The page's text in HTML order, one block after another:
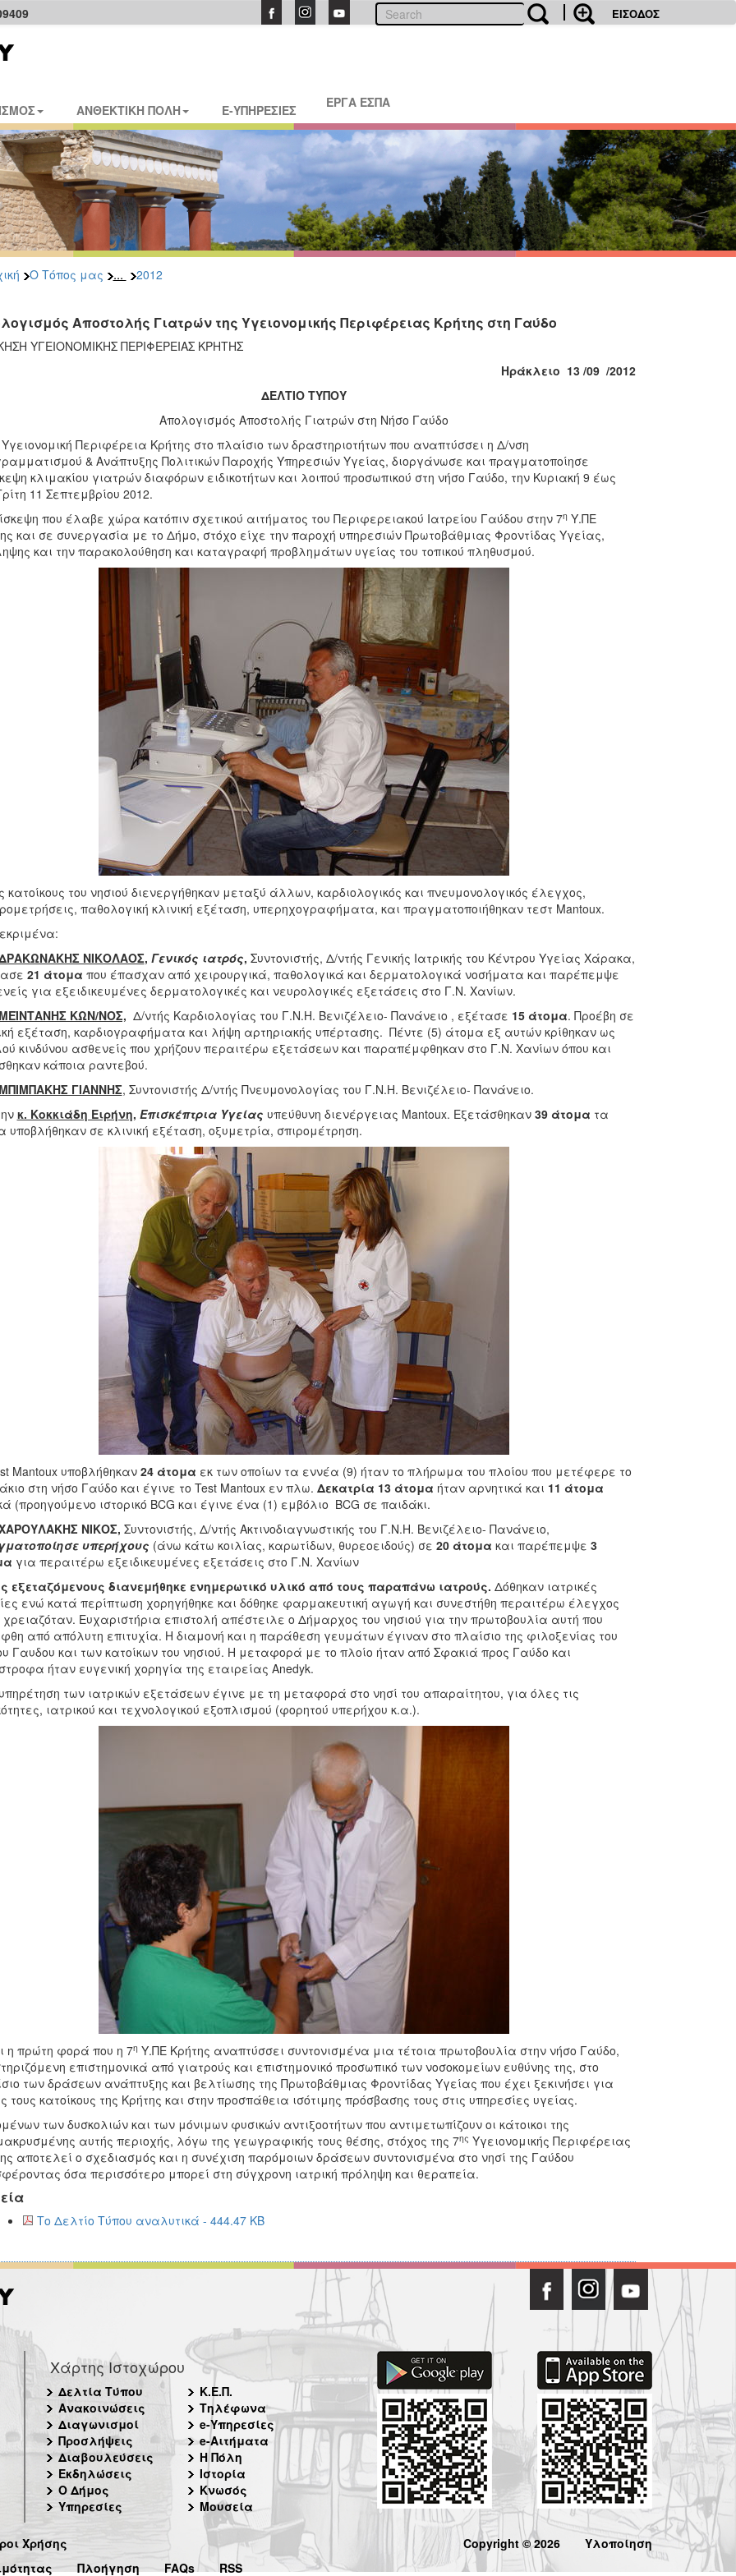
ΕΙΣΟΔΟΣ
ΑΝΘΕΚΤΙΚΗ ΠΟΛΗ E-ΥΠΗΡΕΣΙΕΣ ΕΡΓΑ ΕΣΠΑ
Ο Τόπος μας ... 2012
Αποστολής Γιατρών της Υγειονομικής Περιφέρειας Κρήτης στη Γαύδο
ΥΓΕΙΟΝΟΜΙΚΗΣ ΠΕΡΙΦΕΡΕΙΑΣ ΚΡΗΤΗΣ
Ηράκλειο 13 /09 /2012
ΔΕΛΤΙΟ ΤΥΠΟΥ
Απολογισμός Αποστολής Γιατρών στη Νήσο Γαύδο
Υγειονομική Περιφέρεια Κρήτης στο πλαίσιο των δραστηριοτήτων που αναπτύσσει η Δ/νση
& Ανάπτυξης Πολιτικών Παροχής Υπηρεσιών Υγείας, διοργάνωσε και πραγματοποίησε
κλιμακίου γιατρών διαφόρων ειδικοτήτων και λοιπού προσωπικού στη νήσο Γαύδο, την Κυριακή 9 έως
11 Σεπτεμβρίου 2012.
που έλαβε χώρα κατόπιν σχετικού αιτήματος του Περιφερειακού Ιατρείου Γαύδου στην 7η Υ.ΠΕ
και σε συνεργασία με το Δήμο, στόχο είχε την παροχή υπηρεσιών Πρωτοβάθμιας Φροντίδας Υγείας,
και την παρακολούθηση και καταγραφή προβλημάτων υγείας του τοπικού πληθυσμού.
κατοίκους του νησιού διενεργήθηκαν μεταξύ άλλων, καρδιολογικός και πνευμονολογικός έλεγχος,
παθολογική κλινική εξέταση, υπερηχογραφήματα, και πραγματοποιήθηκαν τεστ Mantoux.
ΝΙΚΟΛΑΟΣ, Γενικός ιατρός, Συντονιστής, Δ/ντής Γενικής Ιατρικής του Κέντρου Υγείας Χάρακα,
21 άτομα που έπασχαν από χειρουργικά, παθολογικά και δερματολογικά νοσήματα και παρέπεμψε
για εξειδικευμένες δερματολογικές και νευρολογικές εξετάσεις στο Γ.Ν. Χανίων.
ΚΩΝ/ΝΟΣ, Δ/ντής Καρδιολογίας του Γ.Ν.Η. Βενιζέλειο- Πανάνειο , εξέτασε 15 άτομα. Προέβη σε
εξέταση, καρδιογραφήματα και λήψη αρτηριακής υπέρτασης. Πέντε (5) άτομα εξ αυτών κρίθηκαν ως
κινδύνου ασθενείς που χρήζουν περαιτέρω εξετάσεων και παραπέμφθηκαν στο Γ.Ν. Χανίων όπου και
κάποια ραντεβού.
ΓΙΑΝΝΗΣ, Συντονιστής Δ/ντής Πνευμονολογίας του Γ.Ν.Η. Βενιζέλειο- Πανάνειο.
κ. Κοκκιάδη Ειρήνη, Επισκέπτρια Υγείας υπεύθυνη διενέργειας Mantoux. Εξετάσθηκαν 39 άτομα τα
υποβλήθηκαν σε κλινική εξέταση, οξυμετρία, σπιρομέτρηση.
Mantoux υποβλήθηκαν 24 άτομα εκ των οποίων τα εννέα (9) ήταν το πλήρωμα του πλοίου που μετέφερε το
στη νήσο Γαύδο και έγινε το Test Mantoux εν πλω. Δεκατρία 13 άτομα ήταν αρνητικά και 11 άτομα
(προηγούμενο ιστορικό BCG και έγινε ένα (1) εμβόλιο BCG σε παιδάκι.
ΝΙΚΟΣ, Συντονιστής, Δ/ντής Ακτινοδιαγνωστικής του Γ.Ν.Η. Βενιζέλειο- Πανάνειο,
υπερήχους (άνω κάτω κοιλίας, καρωτίδων, θυρεοειδούς) σε 20 άτομα και παρέπεμψε 3
για περαιτέρω εξειδικευμένες εξετάσεις στο Γ.Ν. Χανίων
εξεταζόμενους διανεμήθηκε ενημερωτικό υλικό από τους παραπάνω ιατρούς. Δόθηκαν ιατρικές
ενώ κατά περίπτωση χορηγήθηκε και δόθηκε φαρμακευτική αγωγή και συνεστήθη περαιτέρω έλεγχος
χρειαζόταν. Ευχαριστήρια επιστολή απέστειλε ο Δήμαρχος του νησιού για την πρωτοβουλία αυτή που
από απόλυτη επιτυχία. Η διαμονή και η παράθεση γευμάτων έγιναν στο πλαίσιο της φιλοξενίας του
Γαυδου και των κατοίκων του νησιού. Η μεταφορά με το πλοίο ήταν από Σφακιά προς Γαύδο και
ήταν ευγενική χορηγία της εταιρείας Αnedyk.
των ιατρικών εξετάσεων έγινε με τη μεταφορά στο νησί του απαραίτητου, για όλες τις
ιατρικού και τεχνολογικού εξοπλισμού (φορητού υπερήχου κ.α.).
η πρώτη φορά που η 7η Υ.ΠΕ Κρήτης αναπτύσσει συντονισμένα μια τέτοια πρωτοβουλία στην νήσο Γαύδο,
επιστημονικά από γιατρούς και επιστημονικό προσωπικό των νοσοκομείων ευθύνης της, στο
των δράσεων ανάπτυξης και βελτίωσης της Πρωτοβάθμιας Φροντίδας Υγείας που έχει ξεκινήσει για
τους κατοίκους της Κρήτης και στην προσπάθεια ισότιμης πρόσβασης τους στις υπηρεσίες υγείας.
των δυσκολιών και των μόνιμων φυσικών αντιξοοτήτων που αντιμετωπίζουν οι κάτοικοι της
αυτής περιοχής, λόγω της γεωγραφικής τους θέσης, στόχος της 7ης Υγειονομικής Περιφέρειας
αποτελεί ο σχεδιασμός και η συνέχιση παρόμοιων δράσεων συντονισμένα στο νησί της Γαύδου
όσα περισσότερο μπορεί στη σύγχρονη ιατρική πρόληψη και θεραπεία.
Το Δελτίο Τύπου αναλυτικά - 444.47 KB
Χάρτης Ιστοχώρου
Δελτία Τύπου
Ανακοινώσεις
Διαγωνισμοί
Προσλήψεις
Διαβουλεύσεις
Εκδηλώσεις
Ο Δήμος
Υπηρεσίες
Κ.Ε.Π.
Τηλέφωνα
e-Υπηρεσίες
e-Αιτήματα
Η Πόλη
Ιστορία
Κνωσός
Μουσεία
Χρήσης
Πλοήγηση FAQs RSS
Copyright © 2026 Υλοποίηση